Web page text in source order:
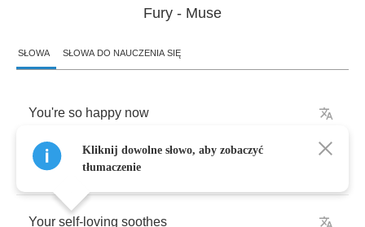
Fury - Muse
SŁOWA SŁOWA DO NAUCZENIA SIĘ
You're so happy now
Burning a candle at
Your self- loving soothes
Kliknij dowolne słowo, aby zobaczyć
tłumaczenie